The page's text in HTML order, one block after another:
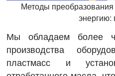
Методы
энергию:
Мы обладаем более
производства
пластмасс и